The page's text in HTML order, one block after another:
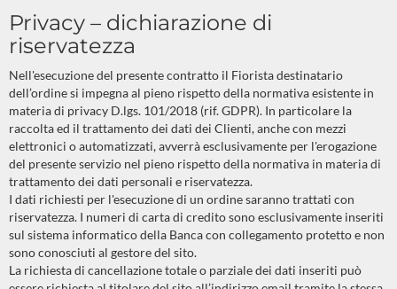
Privacy – dichiarazione di
riservatezza
Nell'esecuzione del presente contratto il Fiorista destinatario
dell’ordine si impegna al pieno rispetto della normativa esistente in
materia di privacy D.lgs. 101/2018 (rif. GDPR). In particolare la
raccolta ed il trattamento dei dati dei Clienti, anche con mezzi
elettronici o automatizzati, avverrà esclusivamente per l'erogazione
del presente servizio nel pieno rispetto della normativa in materia di
trattamento dei dati personali e riservatezza.
I dati richiesti per l'esecuzione di un ordine saranno trattati con
riservatezza. I numeri di carta di credito sono esclusivamente inseriti
sul sistema informatico della Banca con collegamento protetto e non
sono conosciuti al gestore del sito.
La richiesta di cancellazione totale o parziale dei dati inseriti può